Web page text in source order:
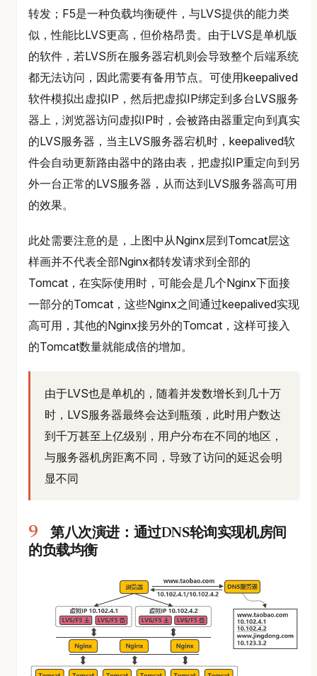
转发；F5是一种负载均衡硬件，与LVS提供的能力类
似，性能比LVS更高，但价格昂贵。由于LVS是单机版
的软件，若LVS所在服务器宕机则会导致整个后端系统
都无法访问，因此需要有备用节点。可使用keepalived
软件模拟出虚拟IP，然后把虚拟IP绑定到多台LVS服务
器上，浏览器访问虚拟IP时，会被路由器重定向到真实
的LVS服务器，当主LVS服务器宕机时，keepalived软
件会自动更新路由器中的路由表，把虚拟IP重定向到另
外一台正常的LVS服务器，从而达到LVS服务器高可用
的效果。
此处需要注意的是，上图中从Nginx层到Tomcat层这
样画并不代表全部Nginx都转发请求到全部的
Tomcat，在实际使用时，可能会是几个Nginx下面接
一部分的Tomcat，这些Nginx之间通过keepalived实现
高可用，其他的Nginx接另外的Tomcat，这样可接入
的Tomcat数量就能成倍的增加。
由于LVS也是单机的，随着并发数增长到几十万
时，LVS服务器最终会达到瓶颈，此时用户数达
到千万甚至上亿级别，用户分布在不同的地区，
与服务器机房距离不同，导致了访问的延迟会明
显不同
第八次演进：通过DNS轮询实现机房间
的负载均衡